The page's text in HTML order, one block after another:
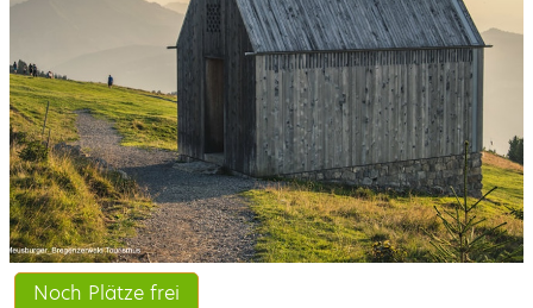
Noch Plätze frei